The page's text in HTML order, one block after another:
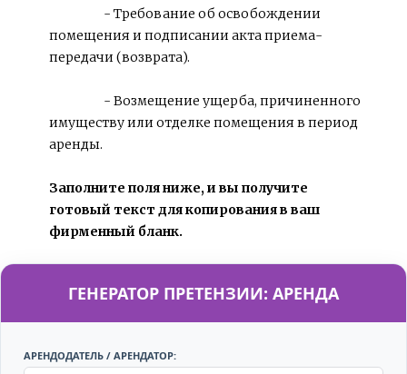
помещения и подписании акта приема-
передачи (возврата).
имуществу или отделке помещения в период
аренды.
Заполните поля ниже, и вы получите
готовый текст для копирования в ваш
фирменный бланк.
ГЕНЕРАТОР ПРЕТЕНЗИИ: АРЕНДА
АРЕНДОДАТЕЛЬ / АРЕНДАТОР: